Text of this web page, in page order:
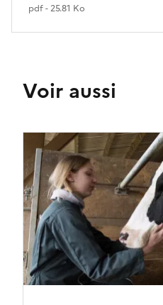
pdf - 25.81 Ko
Voir aussi